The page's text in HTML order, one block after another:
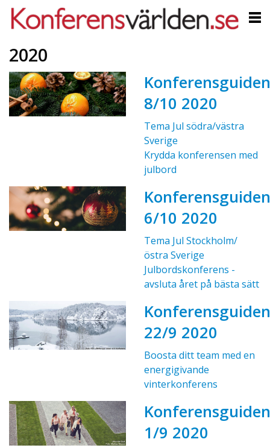
2020
Konferensguiden
8/10 2020
Tema Jul södra/västra
Sverige
Krydda konferensen med
julbord
Konferensguiden
6/10 2020
Tema Jul Stockholm/
östra Sverige
Julbordskonferens -
avsluta året på bästa sätt
Konferensguiden
22/9 2020
Boosta ditt team med en
energigivande
vinterkonferens
Konferensguiden
1/9 2020